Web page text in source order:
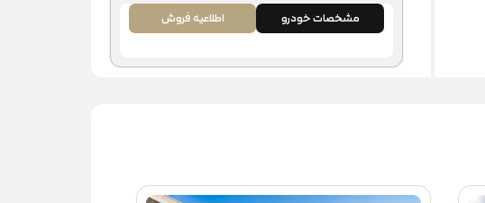
اطلاعیه فروش مشخصات خودرو